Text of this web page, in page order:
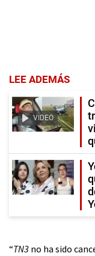
LEE ADEMÁS
VIDEO
“TN3 no ha sido